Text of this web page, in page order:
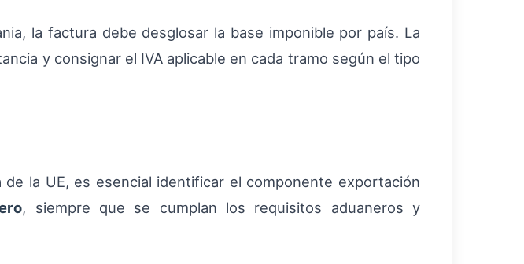
la factura debe desglosar la base imponible por país. La
y consignar el IVA aplicable en cada tramo según el tipo
la UE, es esencial identificar el componente exportación
, siempre que se cumplan los requisitos aduaneros y